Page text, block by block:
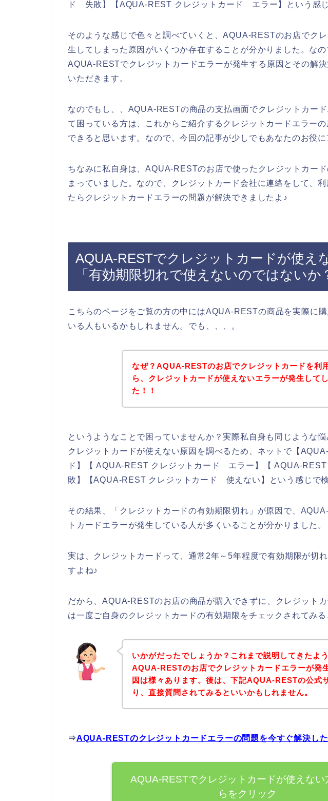
ド 失敗】【AQUA-REST クレジットカード エラー】という感じ
そのような感じで色々と調べていくと、AQUA-RESTのお店でク
生してしまった原因がいくつか存在することが分かりました。な
AQUA-RESTでクレジットカードエラーが発生する原因とその解
いただきます。
なのでもし、、AQUA-RESTの商品の支払画面でクレジットカー
て困っている方は、これからご紹介するクレジットカードエラー
できると思います。なので、今回の記事が少しでもあなたのお役に
ちなみに私自身は、AQUA-RESTのお店で使ったクレジットカー
まっていました。なので、クレジットカード会社に連絡をして、
たらクレジットカードエラーの問題が解決できましたよ♪
AQUA-RESTでクレジットカードが使え
「有効期限切れで使えないのではないか
こちらのページをご覧の方の中にはAQUA-RESTの商品を実際に
いる人もいるかもしれません。でも、、、。
なぜ？AQUA-RESTのお店でクレジットカードを利
ら、クレジットカードが使えないエラーが発生して
た！！
というようなことで困っていませんか？実際私自身も同じような悩
クレジットカードが使えない原因を調べるため、ネットで【
ド】【 AQUA-REST クレジットカード エラー】【 AQUA-
敗】【AQUA-REST クレジットカード 使えない】という感じで検
その結果、「クレジットカードの有効期限切れ」が原因で、
トカードエラーが発生している人が多くいることが分かりました。
実は、クレジットカードって、通常2年～5年程度で有効期限が切
すよね♪
だから、AQUA-RESTのお店の商品が購入できずに、クレジット
は一度ご自身のクレジットカードの有効期限をチェックされてみる
いかがだったでしょうか？これまで説明してきたよう
AQUA-RESTのお店でクレジットカードエラーが発
因は様々あります。後は、下記AQUA-RESTの公式
り、直接質問されてみるといいかもしれません。
⇒AQUA-RESTのクレジットカードエラーの問題を今すぐ解決し
AQUA-RESTでクレジットカードが使えない
らをクリック